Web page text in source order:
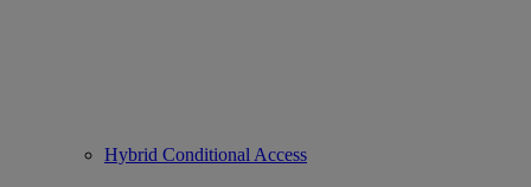
Hybrid Conditional Access